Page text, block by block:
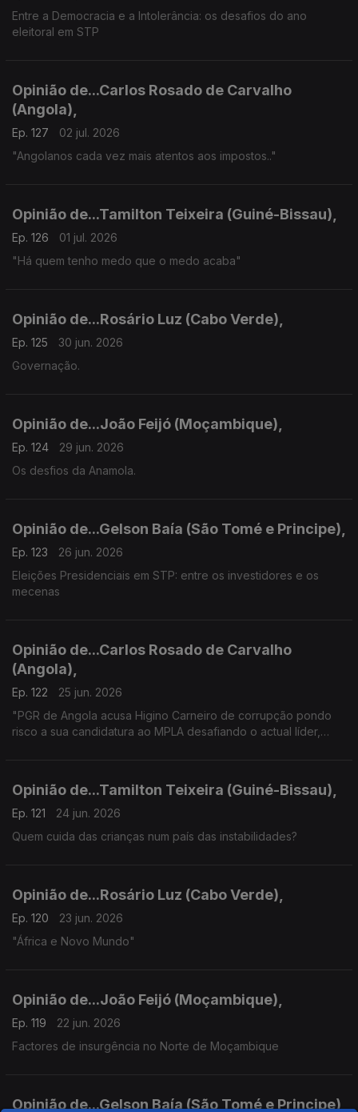
Entre a Democracia e a Intolerância: os desafios do ano
eleitoral em STP
Opinião de...Carlos Rosado de Carvalho
(Angola),
Ep. 127
02 jul. 2026
"Angolanos cada vez mais atentos aos impostos.."
Opinião de...Tamilton Teixeira (Guiné-Bissau),
Ep. 126
01 jul. 2026
"Há quem tenho medo que o medo acaba"
Opinião de...Rosário Luz (Cabo Verde),
Ep. 125
30 jun. 2026
Governação.
Opinião de...João Feijó (Moçambique),
Ep. 124
29 jun. 2026
Os desfios da Anamola.
Opinião de...Gelson Baía (São Tomé e Principe),
Ep. 123
26 jun. 2026
Eleições Presidenciais em STP: entre os investidores e os
mecenas
Opinião de...Carlos Rosado de Carvalho
(Angola),
Ep. 122
25 jun. 2026
"PGR de Angola acusa Higino Carneiro de corrupção pondo
risco a sua candidatura ao MPLA desafiando o actual líder,
Opinião de...Tamilton Teixeira (Guiné-Bissau),
Ep. 121
24 jun. 2026
Quem cuida das crianças num país das instabilidades?
Opinião de...Rosário Luz (Cabo Verde),
Ep. 120
23 jun. 2026
"África e Novo Mundo"
Opinião de...João Feijó (Moçambique),
Ep. 119
22 jun. 2026
Factores de insurgência no Norte de Moçambique
Opinião de...Gelson Baía (São Tomé e Principe),